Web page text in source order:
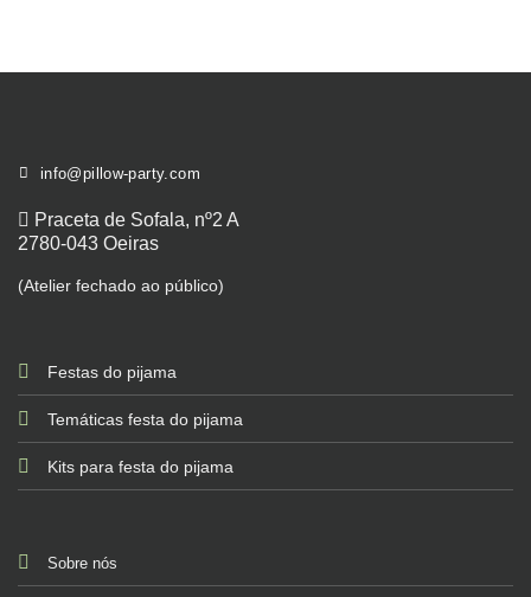
info@pillow-party.com
Praceta de Sofala, nº2 A
2780-043 Oeiras
(Atelier fechado ao público)
Festas do pijama
Temáticas festa do pijama
Kits para festa do pijama
Sobre nós